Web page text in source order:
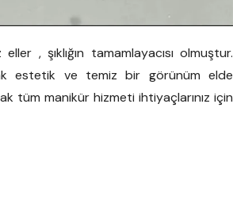
, şıklığın tamamlayacısı olmuştur.
estetik ve temiz bir görünüm elde
tüm manikür hizmeti ihtiyaçlarınız için